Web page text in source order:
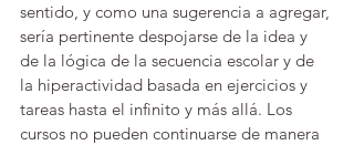
sentido, y como una sugerencia a agregar,
sería pertinente despojarse de la idea y
de la lógica de la secuencia escolar y de
la hiperactividad basada en ejercicios y
tareas hasta el infinito y más allá. Los
cursos no pueden continuarse de manera